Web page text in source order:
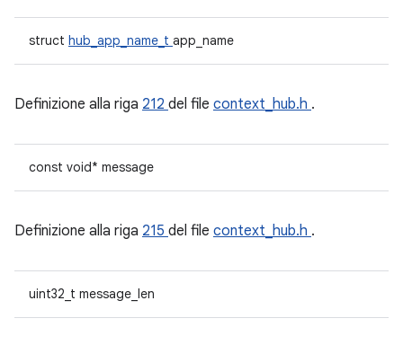
struct hub_app_name_t app_name
Definizione alla riga 212 del file context_hub.h .
const void* message
Definizione alla riga 215 del file context_hub.h .
uint32_t message_len